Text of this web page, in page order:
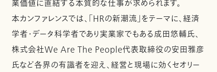
業価値に直結する本質的な仕事が求められます。
本カンファレンスでは、「HRの新潮流」をテーマに、経済
学者・データ科学者であり実業家でもある成田悠輔氏、
株式会社We Are The People代表取締役の安田雅彦
氏など各界の有識者を迎え、経営と現場に効くセオリー